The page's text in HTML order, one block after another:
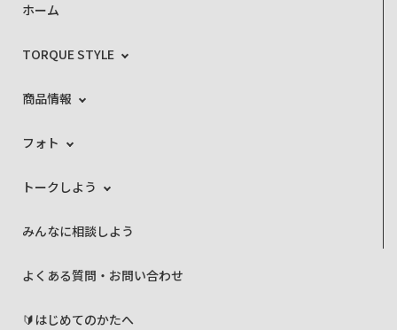
ホーム
TORQUE STYLE
商品情報
フォト
トークしよう
みんなに相談しよう
よくある質問・お問い合わせ
🔰はじめてのかたへ